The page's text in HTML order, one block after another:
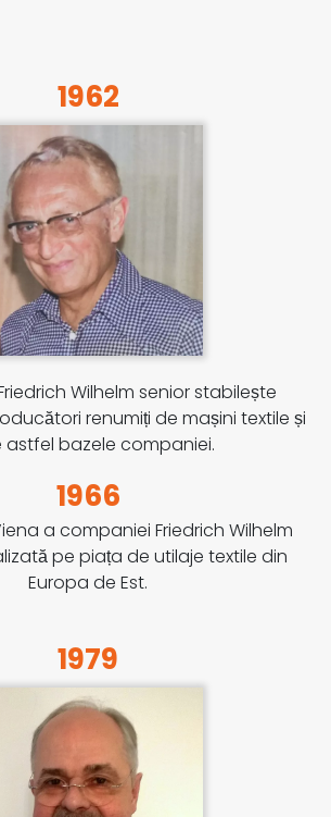
1962
Wilhelm senior stabilește
renumiți de mașini textile și
astfel bazele companiei.
1966
a companiei Friedrich Wilhelm
pe piața de utilaje textile din
Europa de Est.
1979